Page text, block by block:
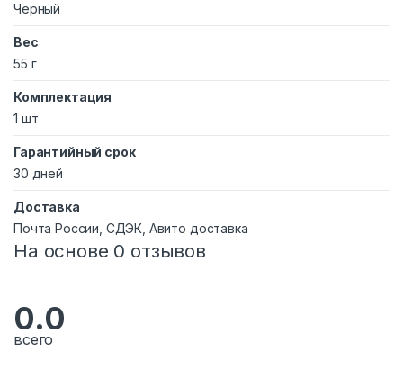
Черный
Вес
55 г
Комплектация
1 шт
Гарантийный срок
30 дней
Доставка
Почта России, СДЭК, Авито доставка
На основе 0 отзывов
0.0
всего